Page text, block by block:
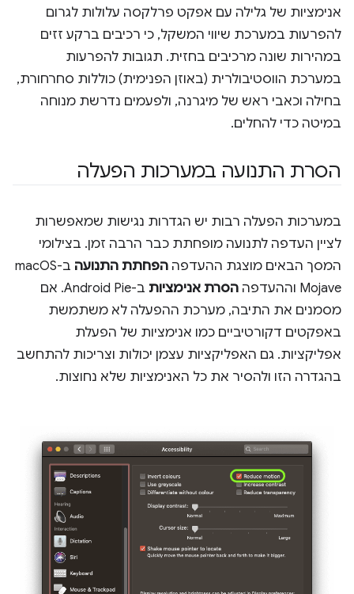
אנימציות של גלילה עם אפקט פרלקסה עלולות לגרום
להפרעות במערכת שיווי המשקל, כי רכיבים ברקע זזים
במהירות שונה מרכיבים בחזית. תגובות להפרעות
במערכת הווסטיבולרית (באוזן הפנימית) כוללות סחרחורת,
בחילה וכאבי ראש של מיגרנה, ולפעמים נדרשת מנוחה
במיטה כדי להחלים.
הסרת התנועה במערכות הפעלה
במערכות הפעלה רבות יש הגדרות נגישות שמאפשרות
לציין העדפה לתנועה מופחתת כבר הרבה זמן. בצילומי
המסך הבאים מוצגת ההעדפה הפחתת התנועה
ב-macOS
Mojave וההעדפה
הסרת אנימציות
ב-Android Pie. אם
מסמנים את התיבה, מערכת ההפעלה לא משתמשת
באפקטים דקורטיביים כמו אנימציות של הפעלת
אפליקציות. גם האפליקציות עצמן יכולות וצריכות להתחשב
בהגדרה הזו ולהסיר את כל האנימציות שלא נחוצות.